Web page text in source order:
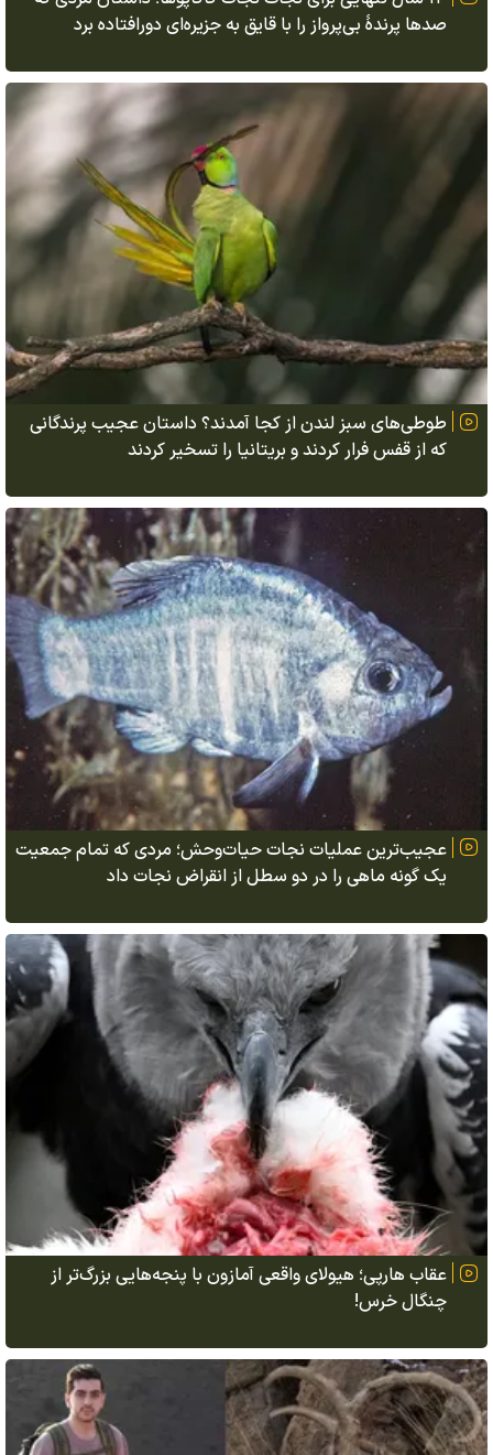
صدها پرندهٔ بی‌پرواز را با قایق به جزیره‌ای دورافتاده برد
طوطی‌های سبز لندن از کجا آمدند؟ داستان عجیب پرندگانی
که از قفس فرار کردند و بریتانیا را تسخیر کردند
عجیب‌ترین عملیات نجات حیات‌وحش؛ مردی که تمام جمعیت
یک گونه ماهی را در دو سطل از انقراض نجات داد
عقاب هارپی؛ هیولای واقعی آمازون با پنجه‌هایی بزرگ‌تر از
چنگال خرس!